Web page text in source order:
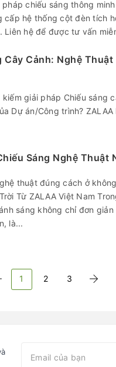
pháp chiếu sáng thông
cấp hệ thống cột đèn tích
Liên hệ để được tư vấn
Cây Cảnh: Nghệ
kiếm giải pháp Chiếu sáng
Dự án/Công trình?
Sáng Nghệ Thuật
thuật đúng cách ở
Từ ZALAA Việt Nam
sáng không chỉ đơn
là...
1 2 3